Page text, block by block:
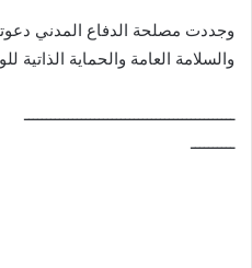
وجددت مصلحة الدفاع المدني
والسلامة العامة والحماية
ــــــــــــــــــــــــــــــــــــــــــــــــ
ــــــــــ